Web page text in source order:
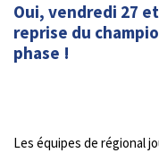
Oui, vendredi 27
reprise du
phase !
Les équipes de régional